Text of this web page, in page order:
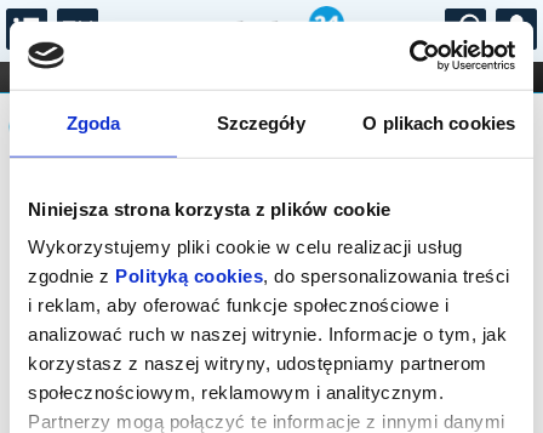
Zgoda Szczegóły O plikach cookies
Niniejsza strona korzysta z plików cookie
Wykorzystujemy pliki cookie w celu realizacji usług
zgodnie z Polityką cookies, do spersonalizowania treści
i reklam, aby oferować funkcje społecznościowe i
analizować ruch w naszej witrynie. Informacje o tym, jak
korzystasz z naszej witryny, udostępniamy partnerom
społecznościowym, reklamowym i analitycznym.
Partnerzy mogą połączyć te informacje z innymi danymi
...
FILHARMONIA OPERA I BALET
STAND-UP
DLA DZIECI
Komunikat
Sprzedaż on-line została zakończona,
sprawdź dostępność biletów w kasie.